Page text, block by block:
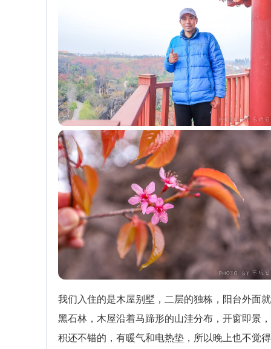
我们入住的是木屋别墅，二层的独栋，阳台外面
黑石林，木屋沿着马蹄形的山洼分布，开窗即景
积还不错的，有暖气和电热垫，所以晚上也不觉得